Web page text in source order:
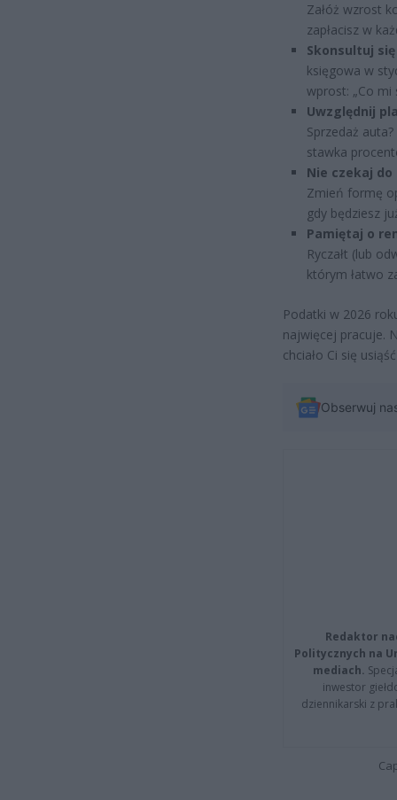
Załóż wzrost
zapłacisz w
Skonsultuj
księgowa w
wprost: „Co mi
Uwzględnij
Sprzedaż
stawka
Nie czekaj
Zmień formę
gdy będziesz
Pamiętaj o
Ryczałt (lub
którym łatwo
Podatki w 2026
najwięcej pracuje.
chciało Ci się
Obserwuj
Redaktor
Politycznych na
mediach.
inwestor
dziennikarski z